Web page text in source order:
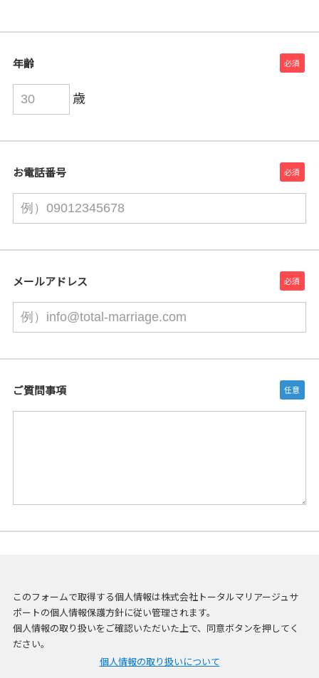
年齢
歳
お電話番号
メールアドレス
ご質問事項
このフォームで取得する個人情報は株式会社トータルマリアージュサ
ポートの個人情報保護方針に従い管理されます。
個人情報の取り扱いをご確認いただいた上で、同意ボタンを押してく
ださい。
個人情報の取り扱いについて